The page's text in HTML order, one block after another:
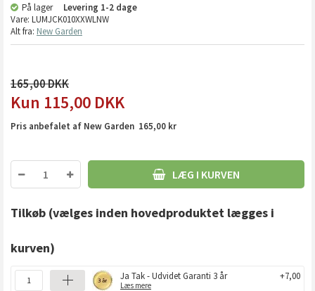
På lager Levering 1-2 dage
Vare: LUMJCK010XXWLNW
Alt fra: New Garden
165,00
115,00 DKK
Pris anbefalet af New Garden 165,00 kr
LÆG I KURVEN
Tilkøb (vælges inden hovedproduktet lægges i
kurven)
Ja Tak - Udvidet Garanti 3 år
Læs mere
+7,00